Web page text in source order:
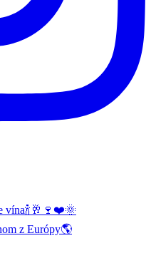
vína🍾🥂🍷❤️🌞
z Európy🌎